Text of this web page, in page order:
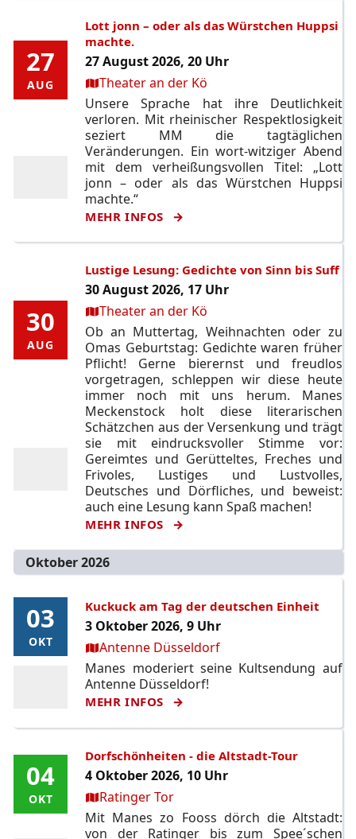
27
AUG
27
AUG
Lott jonn – oder als das Würstchen Huppsi
machte.
27 August 2026, 20 Uhr
Ort:Theater an der Kö
Unsere Sprache hat ihre Deutlichkeit
verloren. Mit rheinischer Respektlosigkeit
seziert MM die tagtäglichen
Veränderungen. Ein wort-witziger Abend
mit dem verheißungsvollen Titel: „Lott
jonn – oder als das Würstchen Huppsi
machte.“
MEHR INFOS
30
AUG
30
AUG
Lustige Lesung: Gedichte von Sinn bis Suff
30 August 2026, 17 Uhr
Ort:Theater an der Kö
Ob an Muttertag, Weihnachten oder zu
Omas Geburtstag: Gedichte waren früher
Pflicht! Gerne bierernst und freudlos
vorgetragen, schleppen wir diese heute
immer noch mit uns herum. Manes
Meckenstock holt diese literarischen
Schätzchen aus der Versenkung und trägt
sie mit eindrucksvoller Stimme vor:
Gereimtes und Gerütteltes, Freches und
Frivoles, Lustiges und Lustvolles,
Deutsches und Dörfliches, und beweist:
auch eine Lesung kann Spaß machen!
MEHR INFOS
Oktober 2026
03
OKT
03
OKT
Kuckuck am Tag der deutschen Einheit
3 Oktober 2026, 9 Uhr
Ort:Antenne Düsseldorf
Manes moderiert seine Kultsendung auf
Antenne Düsseldorf!
MEHR INFOS
04
OKT
04
OKT
Dorfschönheiten - die Altstadt-Tour
4 Oktober 2026, 10 Uhr
Ort:Ratinger Tor
Mit Manes zo Fooss dörch die Altstadt:
von der Ratinger bis zum Spee´schen